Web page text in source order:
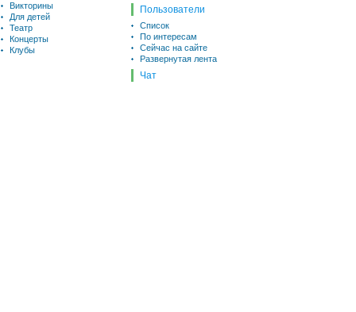
Викторины
Для детей
Театр
Концерты
Клубы
Пользователи
Список
По интересам
Сейчас на сайте
Развернутая лента
Чат